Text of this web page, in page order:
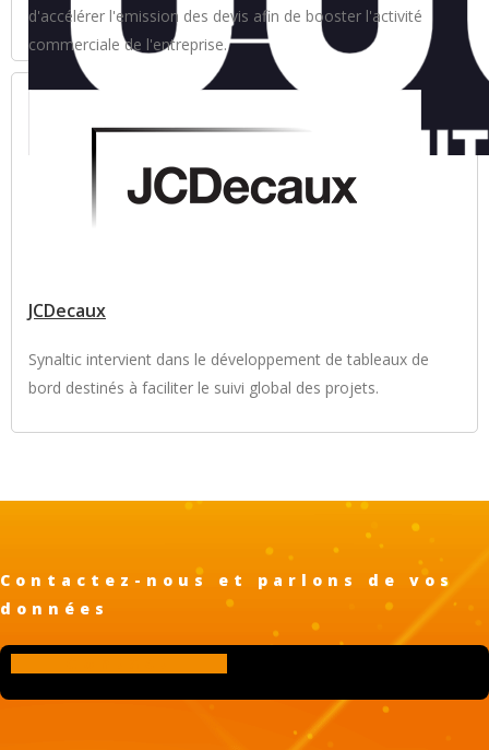
d'accélérer l'emission des devis afin de booster l'activité
commerciale de l'entreprise.
JCDecaux
Synaltic intervient dans le développement de tableaux de
bord destinés à faciliter le suivi global des projets.
Contactez-nous et parlons de vos
données